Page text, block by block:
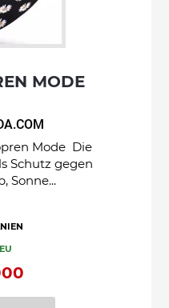
MODE
Mode Die
Schutz gegen
Sonne...